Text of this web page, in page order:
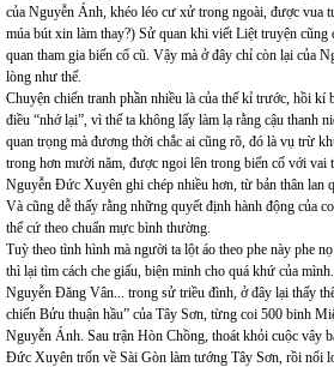
của Nguyễn Ánh, khéo léo cư xử trong ngoài, được vua
múa bút xin làm thay?) Sử quan khi viết Liệt truyện cũng
quan tham gia biến cố cũ. Vậy mà ở đây chỉ còn lại của
lòng như thế.
Chuyện chiến tranh phần nhiều là của thế kỉ trước, hồi kí
điều “nhớ lại”, vì thế ta không lấy làm lạ rằng cậu thanh
quan trọng mà đương thời chắc ai cũng rõ, đó là vụ trừ
trong hơn mười năm, được ngoi lên trong biến cố với vai
Nguyễn Đức Xuyên ghi chép nhiều hơn, từ bản thân lan
Và cũng dễ thấy rằng những quyết định hành động của
thể cứ theo chuẩn mực bình thường.
Tuỳ theo tình hình mà người ta lột áo theo phe này phe
thì lại tìm cách che giấu, biện minh cho quá khứ của
Nguyễn Đăng Vân... trong sử triều đình, ở đây lại thấy
chiến Bửu thuận hầu” của Tây Sơn, từng coi 500 binh
Nguyễn Ánh. Sau trận Hòn Chồng, thoát khỏi cuộc vây
Đức Xuyên trốn về Sài Gòn làm tướng Tây Sơn, rồi nổi